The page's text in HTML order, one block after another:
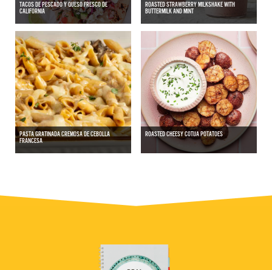
TACOS DE PESCADO Y QUESO FRESCO DE
CALIFORNIA
ROASTED STRAWBERRY MILKSHAKE WITH
BUTTERMILK AND MINT
PASTA GRATINADA CREMOSA DE CEBOLLA
FRANCESA
ROASTED CHEESY COTIJA POTATOES